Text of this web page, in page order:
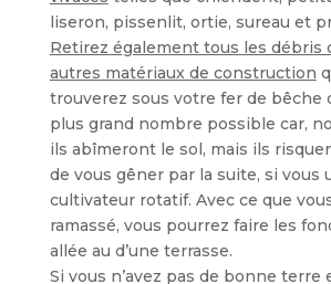
liseron, pissenlit, ortie, sureau et
Retirez également tous les débris
autres matériaux de construction
trouverez sous votre fer de bêche
plus grand nombre possible car,
ils abîmeront le sol, mais ils
de vous gêner par la suite, si vous
cultivateur rotatif. Avec ce que
ramassé, vous pourrez faire les
allée au d’une terrasse.
Si vous n’avez pas de bonne terre